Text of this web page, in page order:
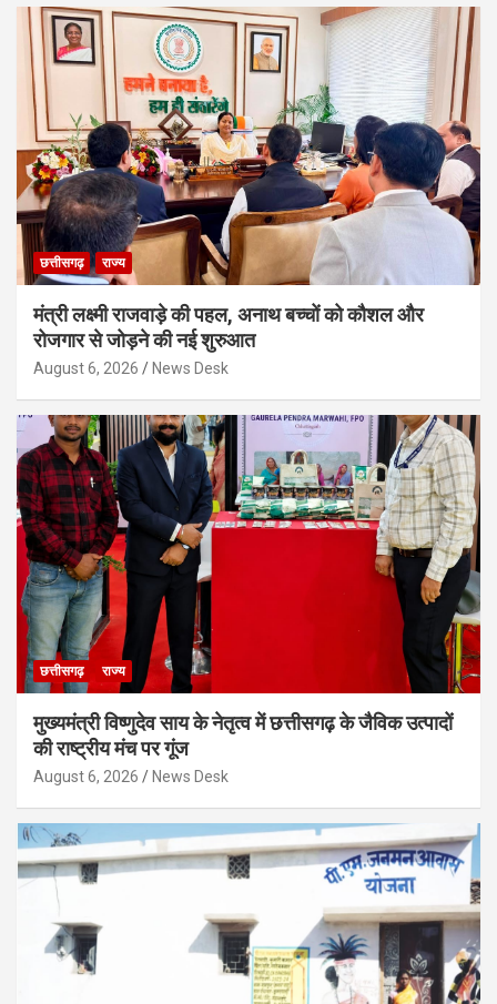
छत्तीसगढ़ राज्य
मंत्री लक्ष्मी राजवाड़े की पहल, अनाथ बच्चों को कौशल और
रोजगार से जोड़ने की नई शुरुआत
August 6, 2026 News Desk
छत्तीसगढ़ राज्य
मुख्यमंत्री विष्णुदेव साय के नेतृत्व में छत्तीसगढ़ के जैविक उत्पादों
की राष्ट्रीय मंच पर गूंज
August 6, 2026 News Desk